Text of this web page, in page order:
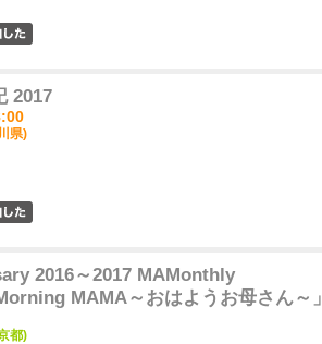
2017
県)
2016～2017 MAMonthly
MAMA～おはようお母さん～」
都)